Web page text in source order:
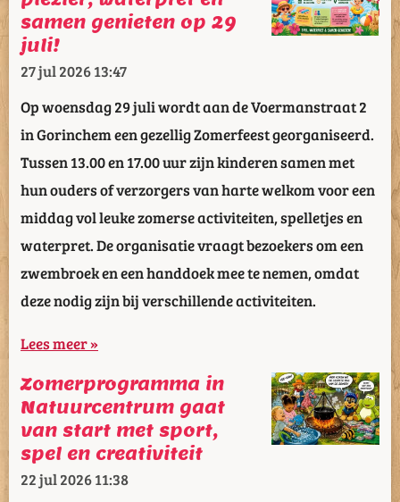
samen genieten op 29
juli!
27 jul 202613:47
Op woensdag 29 juli wordt aan de Voermanstraat 2
in Gorinchem een gezellig Zomerfeest georganiseerd.
Tussen 13.00 en 17.00 uur zijn kinderen samen met
hun ouders of verzorgers van harte welkom voor een
middag vol leuke zomerse activiteiten, spelletjes en
waterpret. De organisatie vraagt bezoekers om een
zwembroek en een handdoek mee te nemen, omdat
deze nodig zijn bij verschillende activiteiten.
Lees meer »
Zomerprogramma in
Natuurcentrum gaat
van start met sport,
spel en creativiteit
22 jul 202611:38